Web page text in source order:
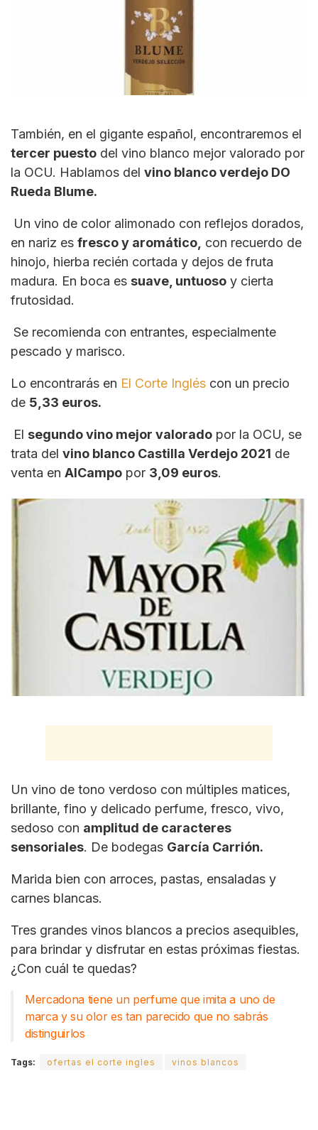
También, en el gigante español, encontraremos el
tercer puesto del vino blanco mejor valorado por
la OCU. Hablamos del vino blanco verdejo DO
Rueda Blume.
Un vino de color alimonado con reflejos dorados,
en nariz es fresco y aromático, con recuerdo de
hinojo, hierba recién cortada y dejos de fruta
madura. En boca es suave, untuoso y cierta
frutosidad.
Se recomienda con entrantes, especialmente
pescado y marisco.
Lo encontrarás en El Corte Inglés con un precio
de 5,33 euros.
El segundo vino mejor valorado por la OCU, se
trata del vino blanco Castilla Verdejo 2021 de
venta en AlCampo por 3,09 euros.
Un vino de tono verdoso con múltiples matices,
brillante, fino y delicado perfume, fresco, vivo,
sedoso con amplitud de caracteres
sensoriales. De bodegas García Carrión.
Marida bien con arroces, pastas, ensaladas y
carnes blancas.
Tres grandes vinos blancos a precios asequibles,
para brindar y disfrutar en estas próximas fiestas.
¿Con cuál te quedas?
Mercadona tiene un perfume que imita a uno de
marca y su olor es tan parecido que no sabrás
distinguirlos
Tags: ofertas el corte ingles vinos blancos